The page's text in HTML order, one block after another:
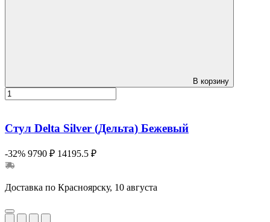
В корзину
Стул Delta Silver (Дельта) Бежевый
-32% 9790 ₽ 14195.5 ₽
Доставка по Красноярску, 10 августа